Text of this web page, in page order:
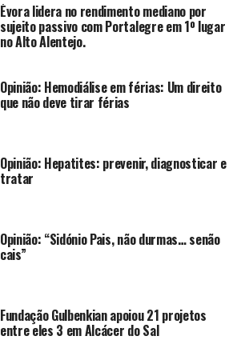
Évora lidera no rendimento mediano por
sujeito passivo com Portalegre em 1º lugar
no Alto Alentejo.
Opinião: Hemodiálise em férias: Um direito
que não deve tirar férias
Opinião: Hepatites: prevenir, diagnosticar e
tratar
Opinião: “Sidónio Pais, não durmas… senão
cais”
Fundação Gulbenkian apoiou 21 projetos
entre eles 3 em Alcácer do Sal